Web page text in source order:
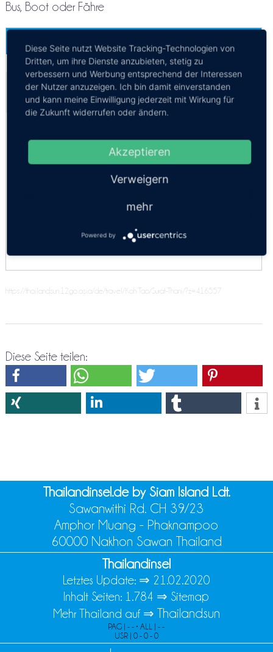
Bus, Boot oder Fähre
Koh Tao - Surat Thani
Mehr Infos / Tickets
Fähre Koh Tao - Surat Thani
Kosten:EUR 10.47–35.32 Dauer:20m – 12h 40m
Speedboat + Minibus
https://thailandsun.12go.asia/de/travel/Koh Tao/Surat-Thani/?z=416557
Diese Seite teilen:
Thailandinsel.de by Siam Island Ldt.
Sawanwithi Rd. CH 39/23
Amphor Muang - Phaknampoo
60000 Nakhon Sawan Thailand
Thailandinsel
Letztes Update: ⇒ 21.02.2020
Inhalt Seiten: 1.784 ⇒ Sitemap
Mehr Thailand auf ⇒ Thailandsun
PAG | - - • ALL | - -
USR | 0 - 0 - 0
Diese Seite nutzt Website Tracking-Technologien von
Dritten, um ihre Dienste anzubieten, stetig zu
verbessern und Werbung entsprechend der Interessen
der Nutzer anzuzeigen. Ich bin damit einverstanden
und kann meine Einwilligung jederzeit mit Wirkung für
die Zukunft widerrufen oder ändern.
Akzeptieren
Verweigern
mehr
Powered by